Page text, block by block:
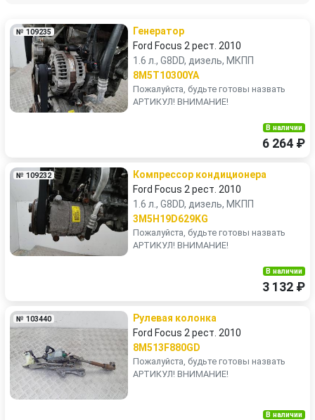
№ 109235
Генератор
Ford Focus 2 рест. 2010
1.6 л., G8DD, дизель, МКПП
8M5T10300YA
Пожалуйста, будьте готовы назвать
АРТИКУЛ! ВНИМАНИЕ!
В наличии
6 264 ₽
№ 109232
Компрессор кондиционера
Ford Focus 2 рест. 2010
1.6 л., G8DD, дизель, МКПП
3M5H19D629KG
Пожалуйста, будьте готовы назвать
АРТИКУЛ! ВНИМАНИЕ!
В наличии
3 132 ₽
№ 103440
Рулевая колонка
Ford Focus 2 рест. 2010
8M513F880GD
Пожалуйста, будьте готовы назвать
АРТИКУЛ! ВНИМАНИЕ!
В наличии